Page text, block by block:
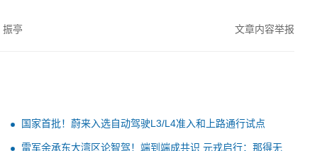
振亭 文章内容举报
国家首批！蔚来入选自动驾驶L3/L4准入和上路通行试点
雷军余承东大湾区论智驾！端到端成共识 元戎启行：那得无